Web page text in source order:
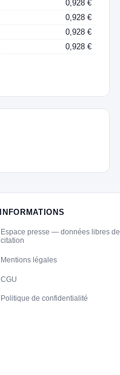
0,928 €
0,928 €
0,928 €
0,928 €
INFORMATIONS
Espace presse — données libres de
citation
Mentions légales
CGU
Politique de confidentialité